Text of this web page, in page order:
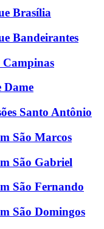
Brasília
Bandeirantes
Campinas
Dame
Santo Antônio
São Marcos
São Gabriel
São Fernando
São Domingos